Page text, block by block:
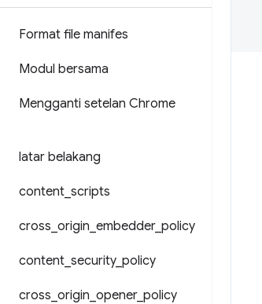
Format file manifes
Modul bersama
Mengganti setelan Chrome
latar belakang
content scripts
cross origin embedder_ policy
content security_ policy
cross origin opener_ policy